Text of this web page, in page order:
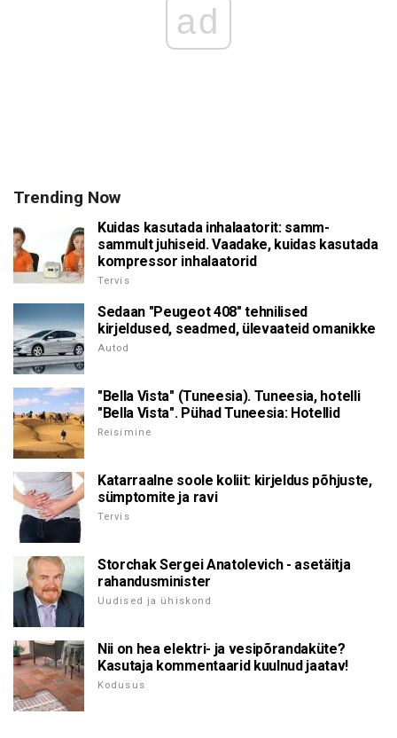
ad
Trending Now
Kuidas kasutada inhalaatorit: samm-
sammult juhiseid. Vaadake, kuidas kasutada
kompressor inhalaatorid
Tervis
Sedaan "Peugeot 408" tehnilised
kirjeldused, seadmed, ülevaateid omanikke
Autod
"Bella Vista" (Tuneesia). Tuneesia, hotelli
"Bella Vista". Pühad Tuneesia: Hotellid
Reisimine
Katarraalne soole koliit: kirjeldus põhjuste,
sümptomite ja ravi
Tervis
Storchak Sergei Anatolevich - asetäitja
rahandusminister
Uudised ja ühiskond
Nii on hea elektri- ja vesipõrandaküte?
Kasutaja kommentaarid kuulnud jaatav!
Kodusus